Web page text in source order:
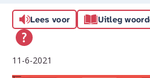
Lees voor Uitleg
11-6-2021